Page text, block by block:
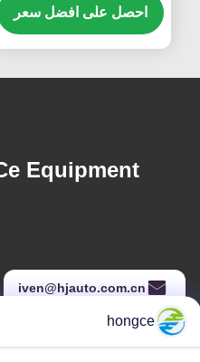
من -40 ℃ ～ + 150 ℃
احصل على افضل سعر
Equipment
iven@hjauto.com.cn
hongce